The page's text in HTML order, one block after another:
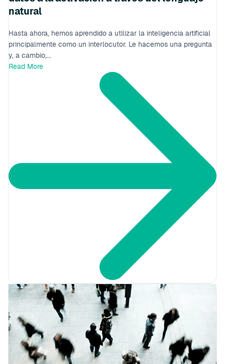
natural
Hasta ahora, hemos aprendido a utilizar la inteligencia artificial
principalmente como un interlocutor. Le hacemos una pregunta
y, a cambio,...
Read More